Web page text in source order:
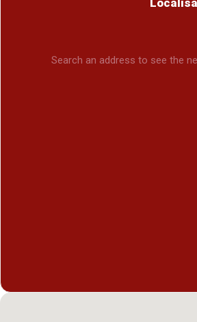
Search an address to see the